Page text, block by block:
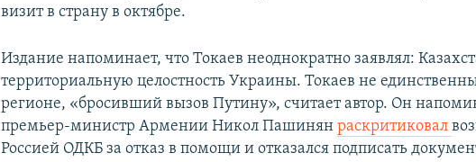
визит в страну в октябре.
Издание напоминает, что Токаев неоднократно заявлял:
территориальную целостность Украины. Токаев не
регионе, «бросивший вызов Путину», считает автор. Он
премьер-министр Армении Никол Пашинянраскритиковал
Россией ОДКБ за отказ в помощи и отказался подписать